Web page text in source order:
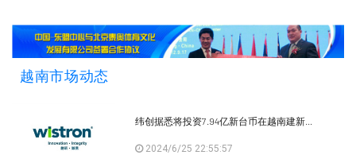
越南市场动态
纬创据悉将投资7.94亿新台币在越南建新...
2024/6/25 22:55:57